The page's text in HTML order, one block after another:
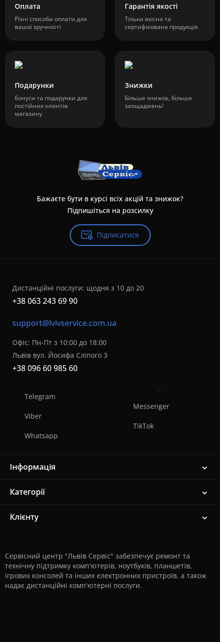
Оплата
Різні способи оплати для
вашої зручності
Гарантія якості
Тільки якісна та
сертифікована продукція
Подарунки
Бонуси та подарунки для
постійних клієнтів
магазину
Знижки
Більше знижок, більше
заощаджень!
Бажаєте бути в курсі всіх акцій та знижок?
Підпишіться на розсилку
Підписатися
Дистанційні послуги: щодня з 10 до 20
+38 063 243 69 90
support@lvivservice.com.ua
Офіс: Пн-Пт з 10:00 до 18:00
Львів вул. Йосифа Сліпого 3
+38 096 60 985 60
Telegram
Viber
Whatsapp
Messenger
TikTok
Інформація
Категорії
Клієнту
Сервісний центр "Львів Сервіс" забезпечує ремонт та
технічну підтримку комп'ютерів, ноутбуків, планшетів,
ігрових консолей та інших електронних пристроїв, а також
надає дистанційні комп'ютерні послуги.